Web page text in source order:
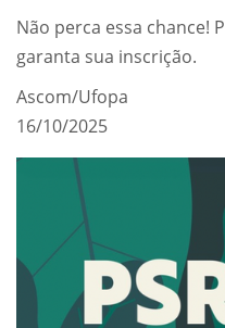
Não perca essa chance!
garanta sua inscrição.
Ascom/Ufopa
16/10/2025